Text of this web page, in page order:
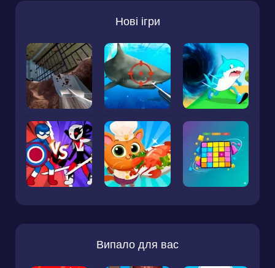
Нові ігри
Випало для вас